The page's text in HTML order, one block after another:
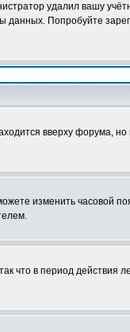
удалил вашу
Попробуйте
вверху форума,
изменить часовой
что в период действия